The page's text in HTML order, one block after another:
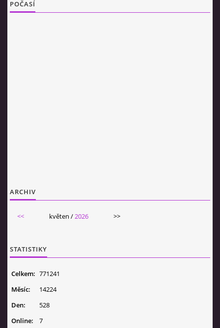
POČASÍ
ARCHIV
<< květen /2026 >>
STATISTIKY
Online: 7
Celkem: 771241
Měsíc:
14224
Den:
528